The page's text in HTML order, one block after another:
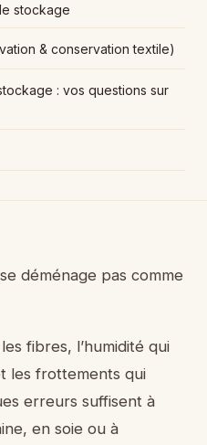
stockage
& conservation textile)
: vos questions sur
déménage pas comme
fibres, l’humidité qui
les frottements qui
erreurs suffisent à
en soie ou à